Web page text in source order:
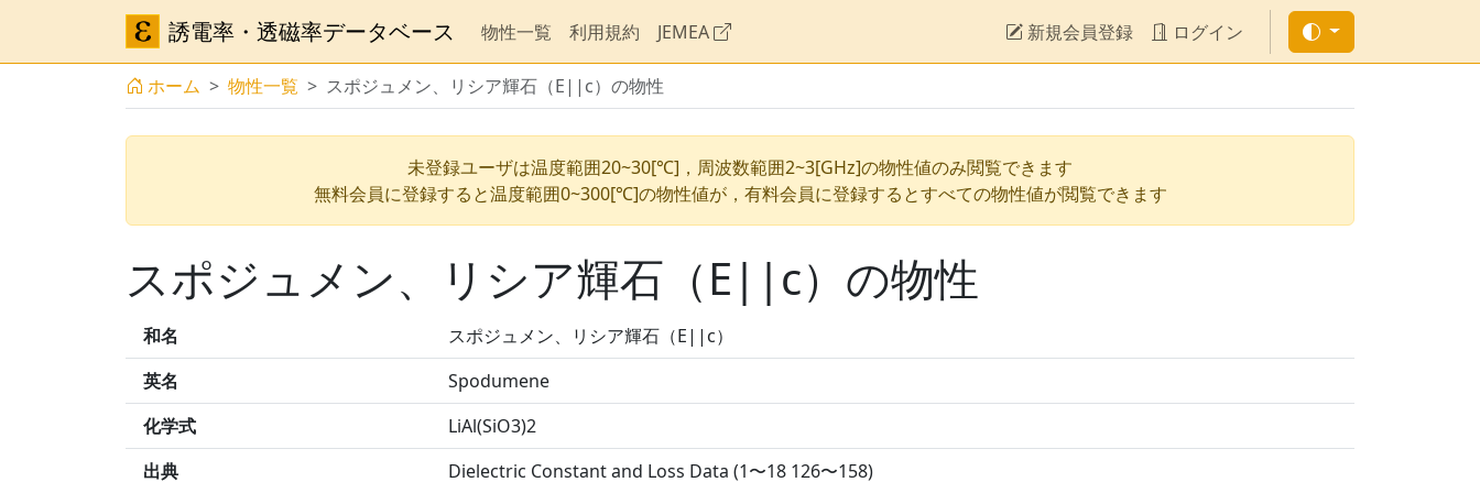
誘電率・透磁率データベース 物性一覧 利用規約 JEMEA 新規会員登録 ログイン
ホーム 物性一覧 スポジュメン、リシア輝石（E||c）の物性
未登録ユーザは温度範囲20~30[℃]，周波数範囲2~3[GHz]の物性値のみ閲覧できます
無料会員に登録すると温度範囲0~300[℃]の物性値が，有料会員に登録するとすべての物性値が閲覧できます
スポジュメン、リシア輝石（E||c）の物性
和名
スポジュメン、リシア輝石（E||c）
英名
Spodumene
化学式
LiAl(SiO3)2
出典
Dielectric Constant and Loss Data (1〜18 126〜158)